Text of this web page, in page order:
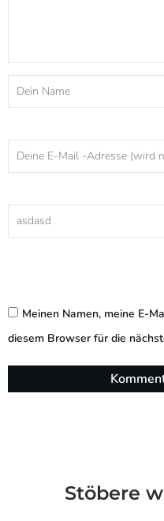
Meinen Namen, meine E-
diesem Browser für die
Stöbere